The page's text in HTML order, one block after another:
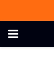
PRIMARY